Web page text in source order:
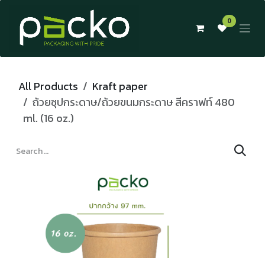
Skip to Content
0
All Products
Kraft paper
ถ้วยซุปกระดาษ/ถ้วยขนมกระดาษ สีคราฟท์ 480
ml. (16 oz.)